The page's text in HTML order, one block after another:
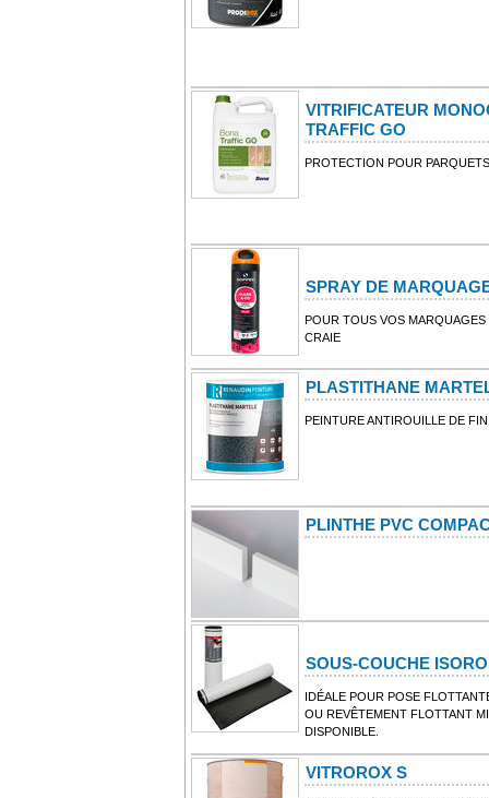
VITRIFICATEUR
TRAFFIC GO
PROTECTION POUR PARQUETS
SPRAY DE
POUR TOUS VOS
CRAIE
PLASTITHANE
PEINTURE ANTIROUILLE DE
PLINTHE PVC
SOUS-COUCHE
IDÉALE POUR POSE
OU REVÊTEMENT FLOTTANT
DISPONIBLE.
VITROROX S